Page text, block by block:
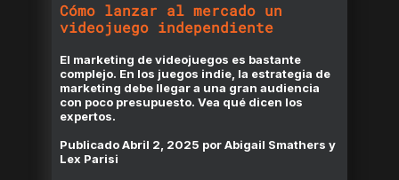
Cómo lanzar al mercado un
videojuego independiente
El marketing de videojuegos es bastante
complejo. En los juegos indie, la estrategia de
marketing debe llegar a una gran audiencia
con poco presupuesto. Vea qué dicen los
expertos.
PublicadoAbril 2, 2025 porAbigail Smathers y
Lex Parisi